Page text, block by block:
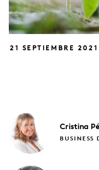
21 SEPTIEMBRE 2021
Cristina
BUSINESS